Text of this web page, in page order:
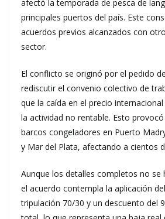
afectó la temporada de pesca de
principales puertos del país. Este
acuerdos previos alcanzados con
sector.
El conflicto se originó por el pedido
rediscutir el convenio colectivo de
que la caída en el precio
la actividad no rentable. Esto
barcos congeladores en Puerto
y Mar del Plata, afectando a cientos
Aunque los detalles completos no se
el acuerdo contempla la aplicación
tripulación 70/30 y un descuento del